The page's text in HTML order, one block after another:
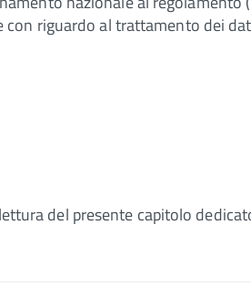
riguardo al trattamento dei
del presente capitolo